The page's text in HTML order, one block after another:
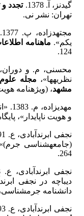
گیدنز، آ. 1378. تجدد
تهران: نشر نی.
یکم». ماهنامه
124.
نظریه­ها»، مجله
مشهد، (ویژه­نامه هویت):
و هویت ناپایدار»،
(جامعه­شناسی
264.
نجفی ابرندآبادی، ع. 1393.
دیباچه در نجفی
دانشنامه
نجفی ابرندآبادی، ع. 1393.